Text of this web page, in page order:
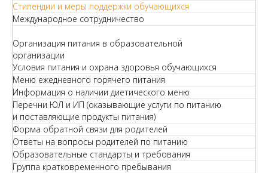
Стипендии и меры поддержки обучающихся
Международное сотрудничество
Организация питания в образовательной
организации
Условия питания и охрана здоровья обучающихся
Меню ежедневного горячего питания
Информация о наличии диетического меню
Перечни ЮЛ и ИП (оказывающие услуги по питанию
и поставляющие продукты питания)
Форма обратной связи для родителей
Ответы на вопросы родителей по питанию
Образовательные стандарты и требования
Группа кратковременного пребывания